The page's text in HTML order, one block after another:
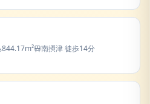
844.17m² 南摂津徒歩14分